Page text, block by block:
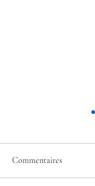
Commentaires